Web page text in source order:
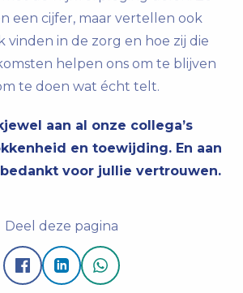
een cijfer, maar vertellen ook
vinden in de zorg en hoe zij die
helpen ons om te blijven
te doen wat écht telt.
aan al onze collega’s
en toewijding. En aan
voor jullie vertrouwen.
Deel deze pagina